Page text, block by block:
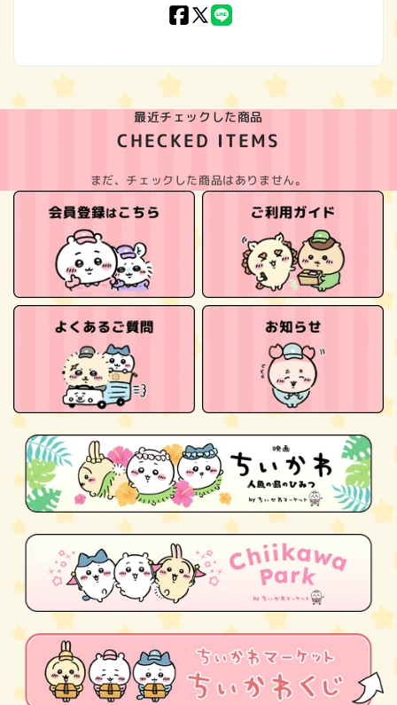
Facebook
X
LINE
最近チェックした商品
CHECKED ITEMS
まだ、チェックした商品はありません。